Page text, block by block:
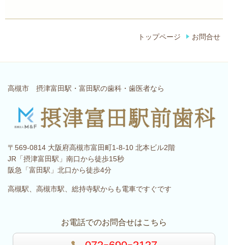
トップページ お問合せ
高槻市 摂津富田駅・富田駅の歯科・歯医者なら
〒569-0814 大阪府高槻市富田町1-8-10 北本ビル2階
JR「摂津富田駅」南口から徒歩15秒
阪急「富田駅」北口から徒歩4分
高槻駅、高槻市駅、総持寺駅からも電車ですぐです
お電話でのお問合せはこちら